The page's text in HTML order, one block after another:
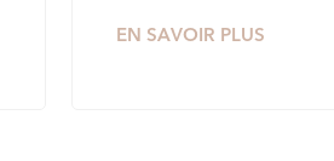
EN SAVOIR PLUS